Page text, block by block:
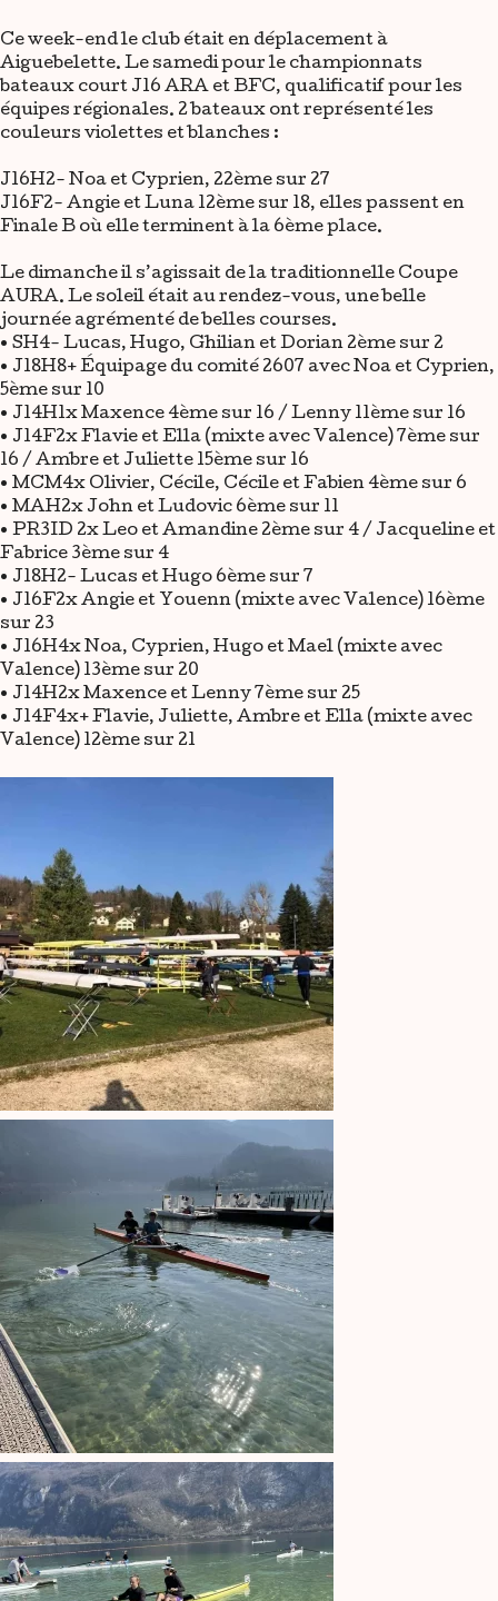
Ce week-end le club était en déplacement à
Aiguebelette. Le samedi pour le championnats
bateaux court J16 ARA et BFC, qualificatif pour les
équipes régionales. 2 bateaux ont représenté les
couleurs violettes et blanches :
J16H2- Noa et Cyprien, 22ème sur 27
J16F2- Angie et Luna 12ème sur 18, elles passent en
Finale B où elle terminent à la 6ème place.
Le dimanche il s’agissait de la traditionnelle Coupe
AURA. Le soleil était au rendez-vous, une belle
journée agrémenté de belles courses.
• SH4- Lucas, Hugo, Ghilian et Dorian 2ème sur 2
• J18H8+ Équipage du comité 2607 avec Noa et Cyprien,
5ème sur 10
• J14H1x Maxence 4ème sur 16 / Lenny 11ème sur 16
• J14F2x Flavie et Ella (mixte avec Valence) 7ème sur
16 / Ambre et Juliette 15ème sur 16
• MCM4x Olivier, Cécile, Cécile et Fabien 4ème sur 6
• MAH2x John et Ludovic 6ème sur 11
• PR3ID 2x Leo et Amandine 2ème sur 4 / Jacqueline et
Fabrice 3ème sur 4
• J18H2- Lucas et Hugo 6ème sur 7
• J16F2x Angie et Youenn (mixte avec Valence) 16ème
sur 23
• J16H4x Noa, Cyprien, Hugo et Mael (mixte avec
Valence) 13ème sur 20
• J14H2x Maxence et Lenny 7ème sur 25
• J14F4x+ Flavie, Juliette, Ambre et Ella (mixte avec
Valence) 12ème sur 21